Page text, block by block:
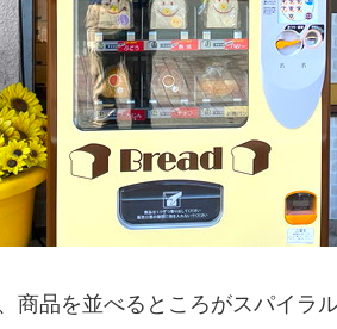
商品を並べるところがスパイラ